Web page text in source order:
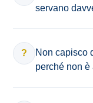
servano
?
Non capisco
perché non è